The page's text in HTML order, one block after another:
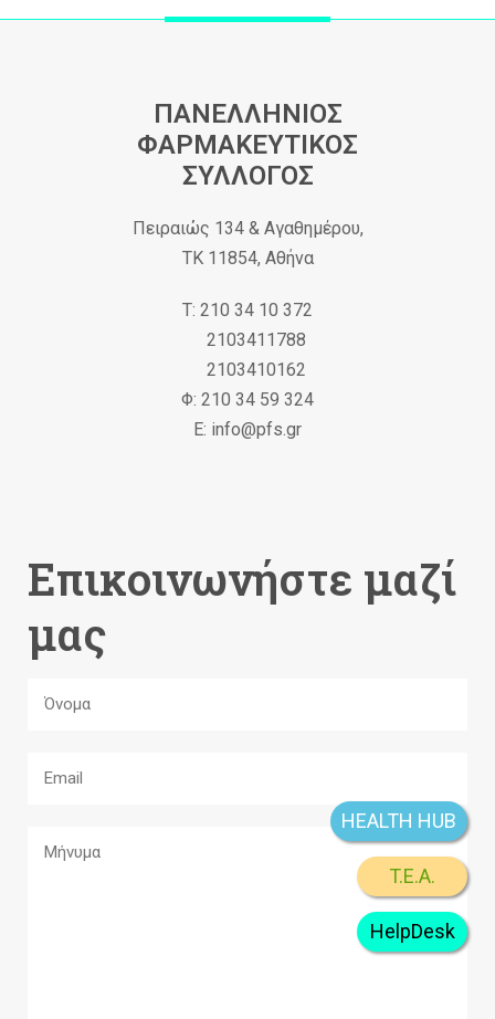
ΠΑΝΕΛΛΗΝΙΟΣ
ΦΑΡΜΑΚΕΥΤΙΚΟΣ
ΣΥΛΛΟΓΟΣ
Πειραιώς 134 & Αγαθημέρου,
ΤΚ 11854, Αθήνα
Τ: 210 34 10 372
2103411788
2103410162
Φ: 210 34 59 324
Ε: info@pfs.gr
Επικοινωνήστε μαζί
μας
HelpDesk
T.E.A.
HEALTH HUB